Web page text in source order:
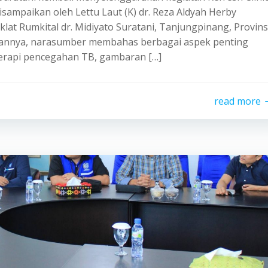
oleh Lettu Laut (K) dr. Reza Aldyah Herby
Rumkital dr. Midiyato Suratani, Tanjungpinang,
narasumber membahas berbagai aspek penting
pencegahan TB, gambaran […]
read more